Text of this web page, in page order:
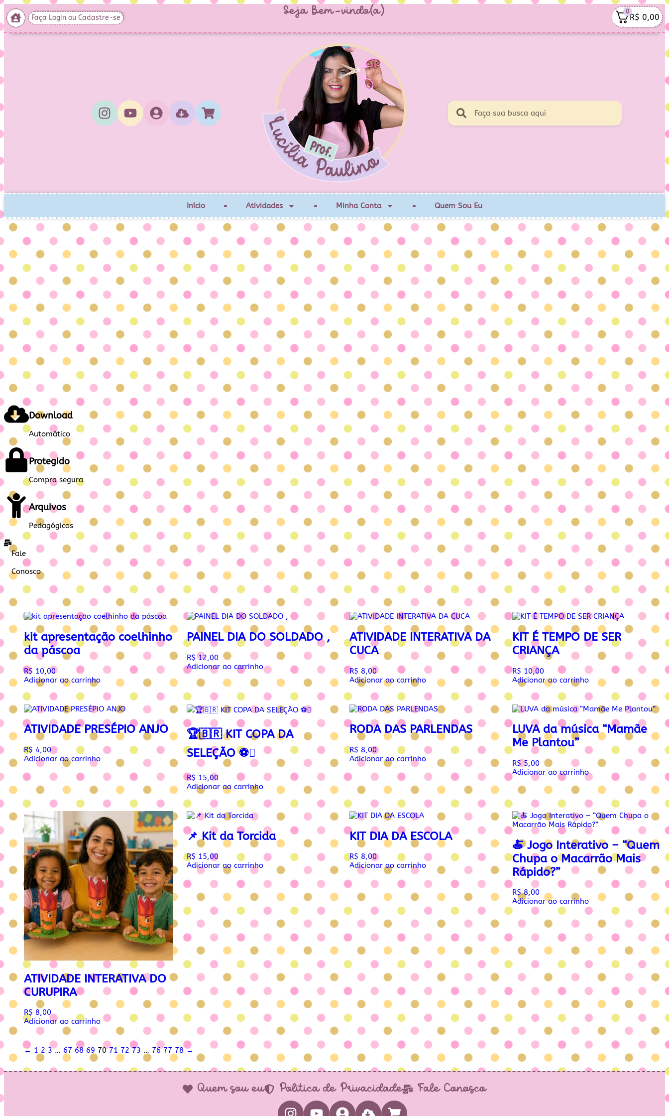
Faça Login ou Cadastre-se Seja Bem-vindo(a) 0
R$ 0,00
Início Atividades Minha Conta Quem Sou Eu
Download
Automático
Protegido
Compra segura
Arquivos
Pedagógicos
Fale
Conosco
kit apresentação coelhinho
da páscoa
R$ 10,00
Adicionar ao carrinho
PAINEL DIA DO SOLDADO ,
R$12,00
Adicionar ao carrinho
ATIVIDADE INTERATIVA DA
CUCA
R$ 8,00
Adicionar ao carrinho
KIT É TEMPO DE SER
CRIANÇA
R$ 10,00
Adicionar ao carrinho
ATIVIDADE PRESÉPIO ANJO
R$ 4,00
Adicionar ao carrinho
🏆🇧🇷 KIT COPA DA
SELEÇÃO ⚽
R$ 15,00
Adicionar ao carrinho
RODA DAS PARLENDAS
R$ 8,00
Adicionar ao carrinho
LUVA da música “Mamãe
Me Plantou”
R$ 5,00
Adicionar ao carrinho
ATIVIDADE INTERATIVA DO
CURUPIRA
R$ 8,00
Adicionar ao carrinho
📌 Kit da Torcida
R$ 15,00
Adicionar ao carrinho
KIT DIA DA ESCOLA
R$ 8,00
Adicionar ao carrinho
🍝 Jogo Interativo – “Quem
Chupa o Macarrão Mais
Rápido?”
R$8,00
Adicionar ao carrinho
← 1 2 3 … 67 68 69 70 71 72 73 … 76 77 78 →
Quem sou eu Política de Privacidade Fale Conosco